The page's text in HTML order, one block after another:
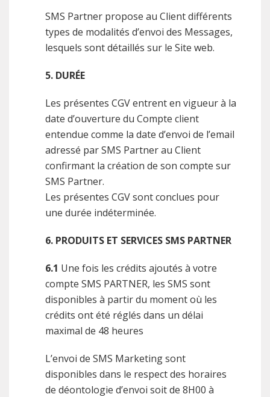
SMS Partner propose au Client différents
types de modalités d’envoi des Messages,
lesquels sont détaillés sur le Site web.
5. DURÉE
Les présentes CGV entrent en vigueur à la
date d’ouverture du Compte client
entendue comme la date d’envoi de l’email
adressé par SMS Partner au Client
confirmant la création de son compte sur
SMS Partner.
Les présentes CGV sont conclues pour
une durée indéterminée.
6. PRODUITS ET SERVICES SMS PARTNER
6.1 Une fois les crédits ajoutés à votre
compte SMS PARTNER, les SMS sont
disponibles à partir du moment où les
crédits ont été réglés dans un délai
maximal de 48 heures
L’envoi de SMS Marketing sont
disponibles dans le respect des horaires
de déontologie d’envoi soit de 8H00 à